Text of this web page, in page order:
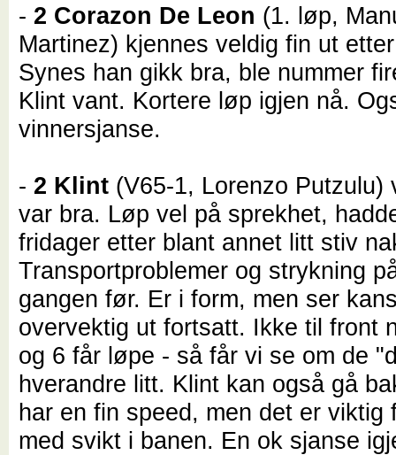
- 2 Corazon De Leon (1. løp,
Martinez) kjennes veldig fin ut
Synes han gikk bra, ble nummer
Klint vant. Kortere løp igjen nå.
vinnersjanse.
- 2 Klint (V65-1, Lorenzo Putzulu)
var bra. Løp vel på sprekhet,
fridager etter blant annet litt stiv
Transportproblemer og strykning
gangen før. Er i form, men ser
overvektig ut fortsatt. Ikke til front
og 6 får løpe - så får vi se om de
hverandre litt. Klint kan også gå
har en fin speed, men det er viktig
med svikt i banen. En ok sjanse